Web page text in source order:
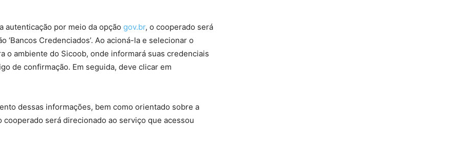
autenticação por meio da opção gov.br, o cooperado será
Credenciados’. Ao acioná-la e selecionar o
o ambiente do Sicoob, onde informará suas credenciais
de confirmação. Em seguida, deve clicar em
dessas informações, bem como orientado sobre a
será direcionado ao serviço que acessou